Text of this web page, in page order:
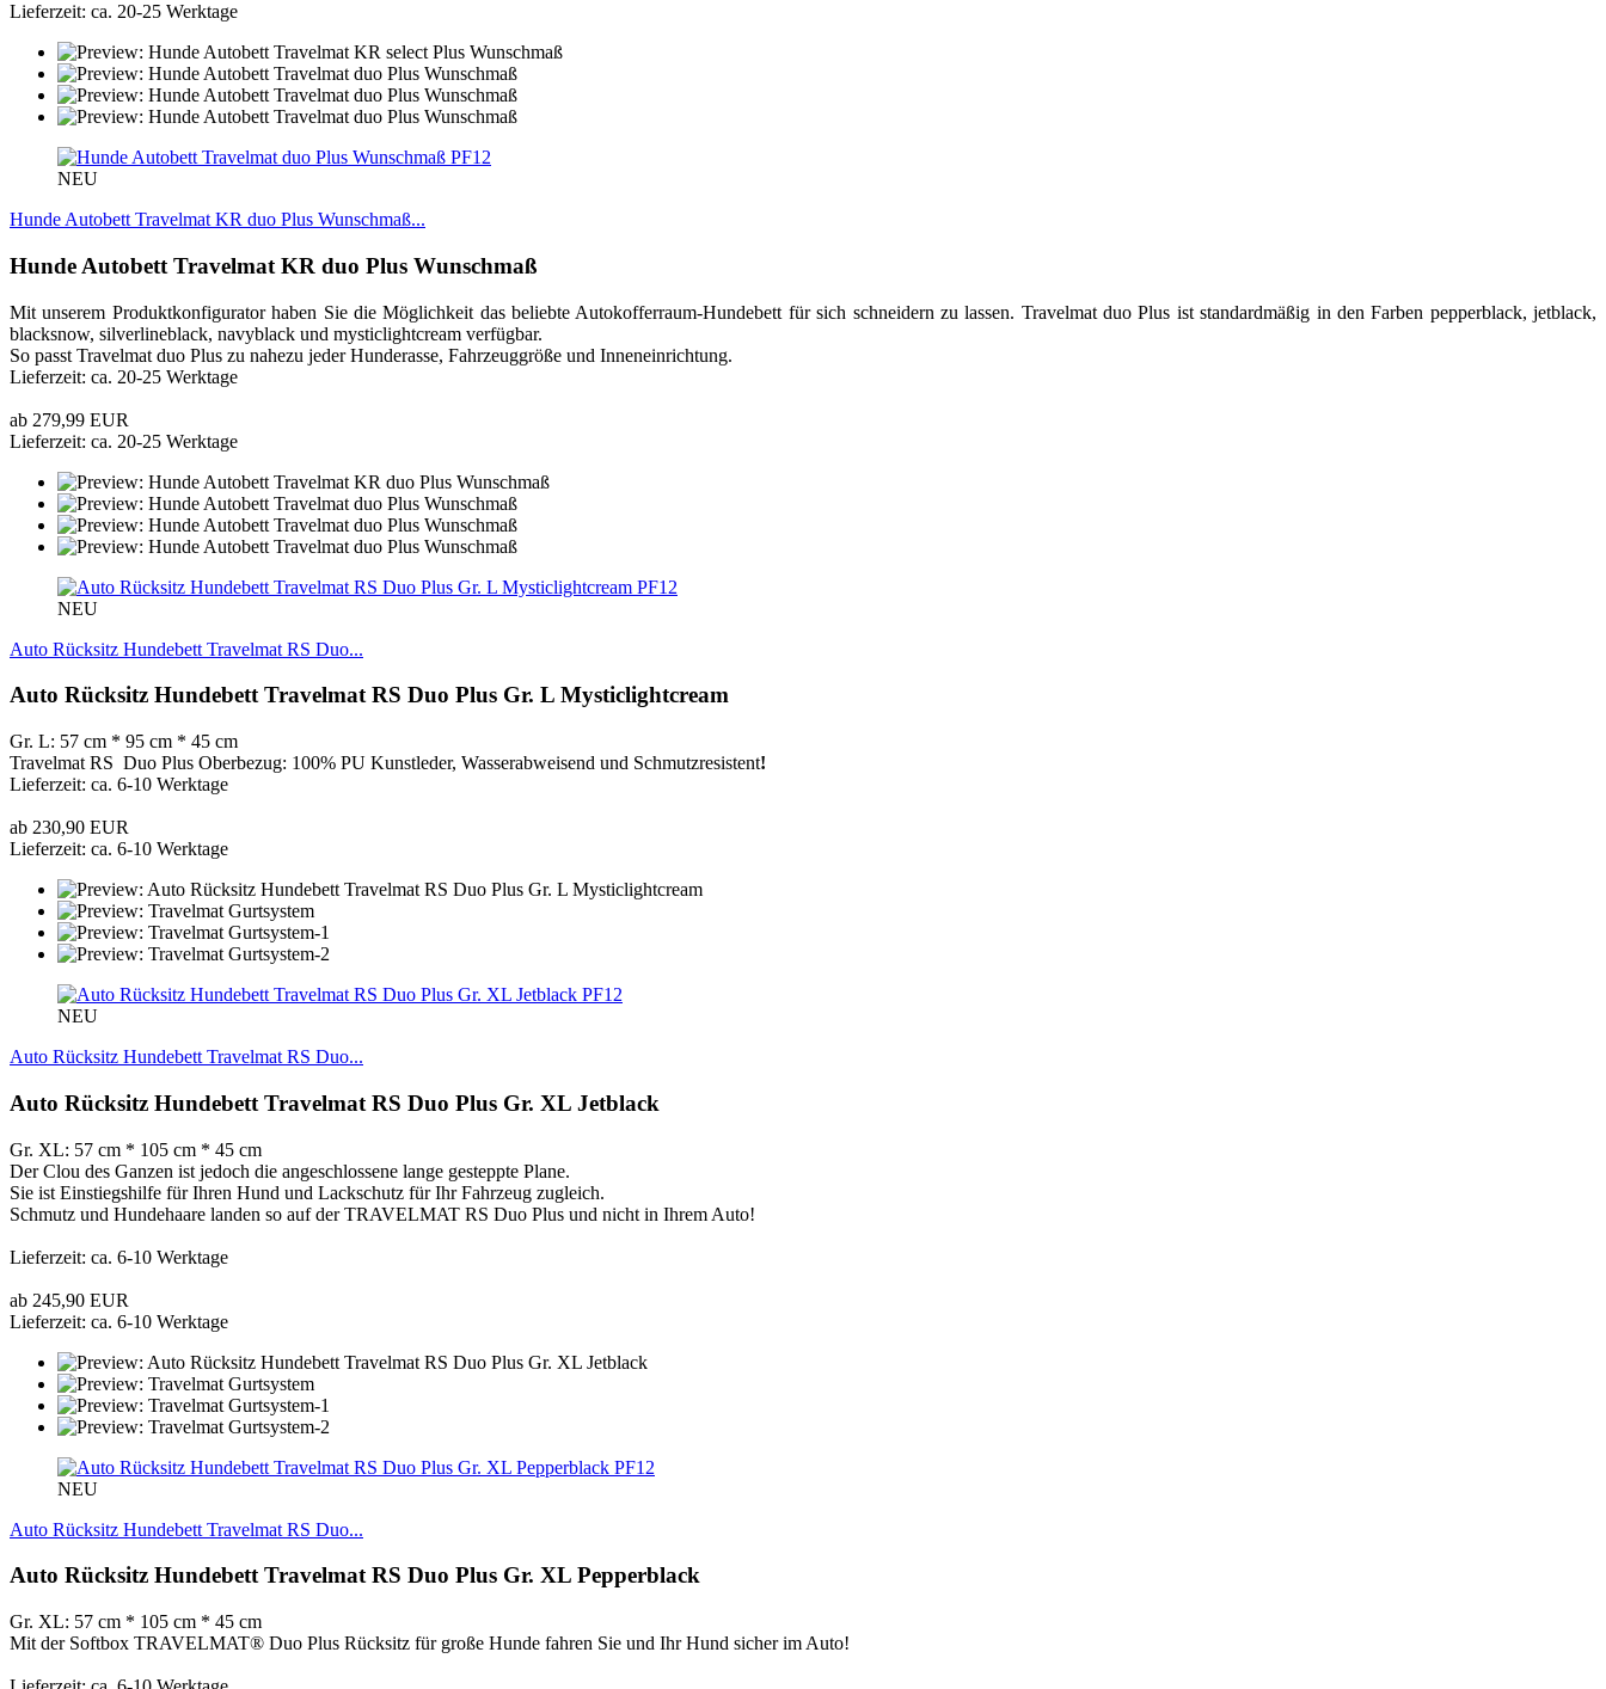
Lieferzeit: ca. 20-25 Werktage
PF12
NEU
Hunde Autobett Travelmat KR duo Plus Wunschmaß...
Hunde Autobett Travelmat KR duo Plus Wunschmaß
Mit unserem Produktkonfigurator haben Sie die Möglichkeit das beliebte Autokofferraum-Hundebett für sich schneidern zu lassen. Travelmat duo Plus ist standardmäßig in den Farben pepperblack, jetblack,
blacksnow, silverlineblack, navyblack und mysticlightcream verfügbar.
So passt Travelmat duo Plus zu nahezu jeder Hunderasse, Fahrzeuggröße und Inneneinrichtung.
Lieferzeit: ca. 20-25 Werktage
ab 279,99 EUR
Lieferzeit: ca. 20-25 Werktage
PF12
NEU
Auto Rücksitz Hundebett Travelmat RS Duo...
Auto Rücksitz Hundebett Travelmat RS Duo Plus Gr. L Mysticlightcream
Gr. L: 57 cm * 95 cm * 45 cm
Travelmat RS Duo Plus Oberbezug: 100% PU Kunstleder, Wasserabweisend und Schmutzresistent!
Lieferzeit: ca. 6-10 Werktage
ab 230,90 EUR
Lieferzeit: ca. 6-10 Werktage
PF12
NEU
Auto Rücksitz Hundebett Travelmat RS Duo...
Auto Rücksitz Hundebett Travelmat RS Duo Plus Gr. XL Jetblack
Gr. XL: 57 cm * 105 cm * 45 cm
Der Clou des Ganzen ist jedoch die angeschlossene lange gesteppte Plane.
Sie ist Einstiegshilfe für Ihren Hund und Lackschutz für Ihr Fahrzeug zugleich.
Schmutz und Hundehaare landen so auf der TRAVELMAT RS Duo Plus und nicht in Ihrem Auto!
Lieferzeit: ca. 6-10 Werktage
ab 245,90 EUR
Lieferzeit: ca. 6-10 Werktage
PF12
NEU
Auto Rücksitz Hundebett Travelmat RS Duo...
Auto Rücksitz Hundebett Travelmat RS Duo Plus Gr. XL Pepperblack
Gr. XL: 57 cm * 105 cm * 45 cm
Mit der Softbox TRAVELMAT® Duo Plus Rücksitz für große Hunde fahren Sie und Ihr Hund sicher im Auto!